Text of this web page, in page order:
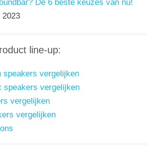
De 6 beste keuzes van nu!
2023
line-up:
speakers vergelijken
speakers vergelijken
vergelijken
vergelijken